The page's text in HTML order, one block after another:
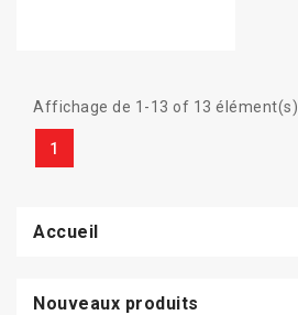
Affichage de 1-13 of 13 élément(s)
1
Accueil
Nouveaux produits